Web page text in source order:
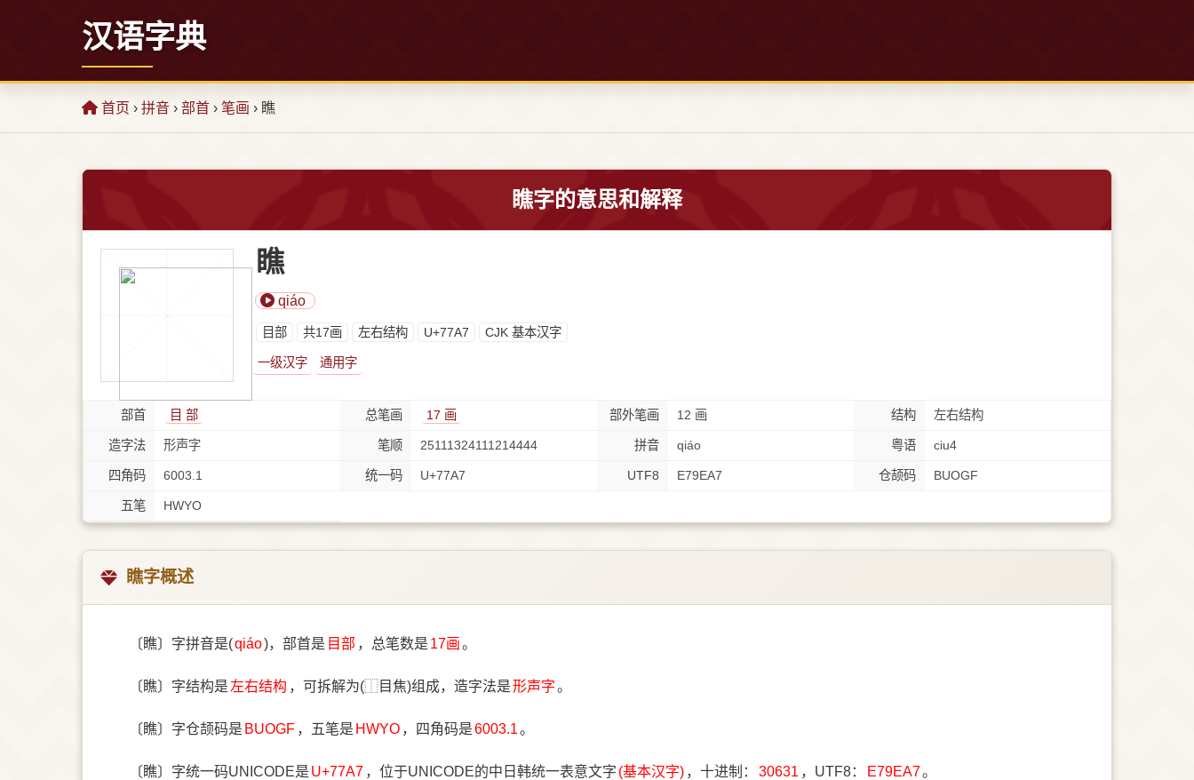
汉语字典
首页 › 拼音 › 部首 › 笔画 › 瞧
瞧字的意思和解释
瞧
qiáo
⽬部 共17画 左右结构 U+77A7 CJK 基本汉字
一级汉字 通用字
部首 ⽬ 部 总笔画 17 画 部外笔画 12 画 结构 左右结构
造字法 形声字 笔顺 25111324111214444 拼音 qiáo 粤语 ciu4
四角码 6003.1 统一码 U+77A7 UTF8 E79EA7 仓颉码 BUOGF
五笔 HWYO
瞧字概述
〔瞧〕字拼音是(qiáo)，部首是 ⽬部 ，总笔数是 17画。
〔瞧〕字结构是 左右结构 ，可拆解为(⿰目焦)组成，造字法是形声字。
〔瞧〕字仓颉码是 BUOGF ，五笔是 HWYO ，四角码是6003.1。
〔瞧〕字统一码UNICODE是 U+77A7 ，位于UNICODE的中日韩统一表意文字 (基本汉字) ，十进制： 30631 ，UTF8： E79EA7。